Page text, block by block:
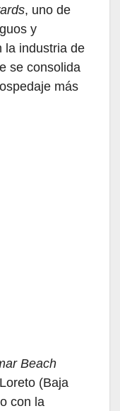
, uno de
y
la industria de
se consolida
más
Beach
(Baja
con la